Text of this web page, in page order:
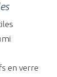
en verre